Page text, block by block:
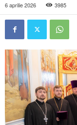
6 aprilie 2026 3985